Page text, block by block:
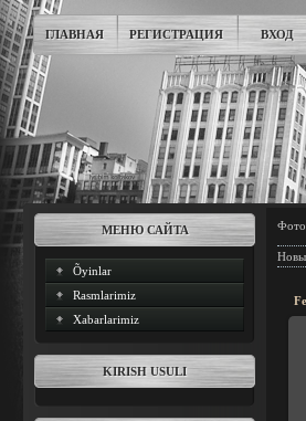
ГЛАВНАЯ РЕГИСТРАЦИЯ ВХОД
МЕНЮ САЙТА
Õyinlar
Rasmlarimiz
Xabarlarimiz
KIRISH USULI